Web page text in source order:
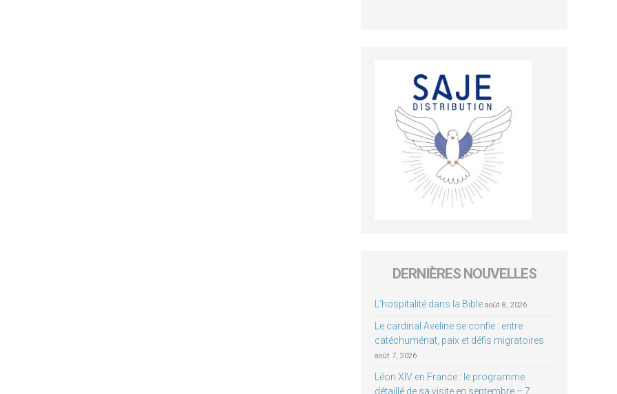
DERNIÈRES NOUVELLES
L’hospitalité dans la Bible août 8, 2026
Le cardinal Aveline se confie : entre
catéchuménat, paix et défis migratoires
août 7, 2026
Léon XIV en France : le programme
détaillé de sa visite en septembre – 7